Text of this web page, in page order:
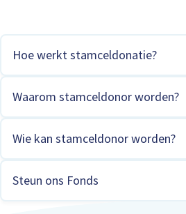
Hoe werkt stamceldonatie?
Waarom stamceldonor worden?
Wie kan stamceldonor worden?
Steun ons Fonds